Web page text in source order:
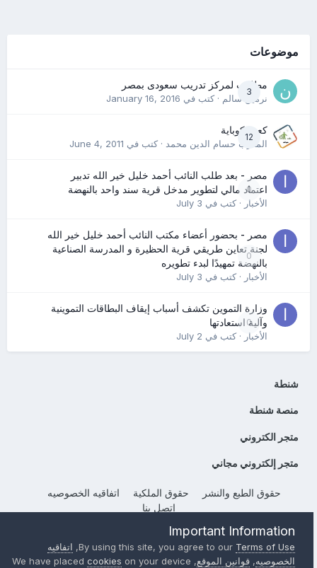
موضوعات
3
مطلوب لمركز تدريب سعودى بمصر
نرمين سالم· كتب في January 16, 2016
12
كعب كوباية
المدرب حسام الدين محمد· كتب في June 4, 2011
0
مصر - بعد طلب النائب أحمد خليل خير الله تدبير
اعتماد مالي لتطوير مدخل قرية سند واحد بالنهضة
الأخبار· كتب في July 3
0
مصر - بحضور أعضاء مكتب النائب أحمد خليل خير الله
لجنة تعاين طريقي قرية الحظيرة و المدرسة الصناعية
بالنهضة تمهيدًا لبدء تطويره
الأخبار· كتب في July 3
0
وزارة التموين تكشف أسباب إيقاف البطاقات التموينية
وآلية استعادتها
الأخبار· كتب في July 2
شنطة
منصة شنطة
متجر الكتروني
متجر إلكتروني مجاني
حقوق الطبع والنشر حقوق الملكية
اتفاقيه الخصوصيه
إتصل بنا
Powered by Invision CommunityImportant Information
By using this site, you agree to ourTerms of Use
, اتفاقيه
الخصوصيه, قوانين الموقع, We have placed
cookies on your device